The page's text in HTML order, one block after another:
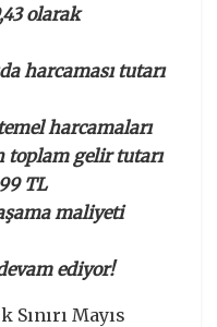
olarak
harcaması tutarı
harcamaları
toplam gelir tutarı
TL
maliyeti
ediyor!
Mayıs